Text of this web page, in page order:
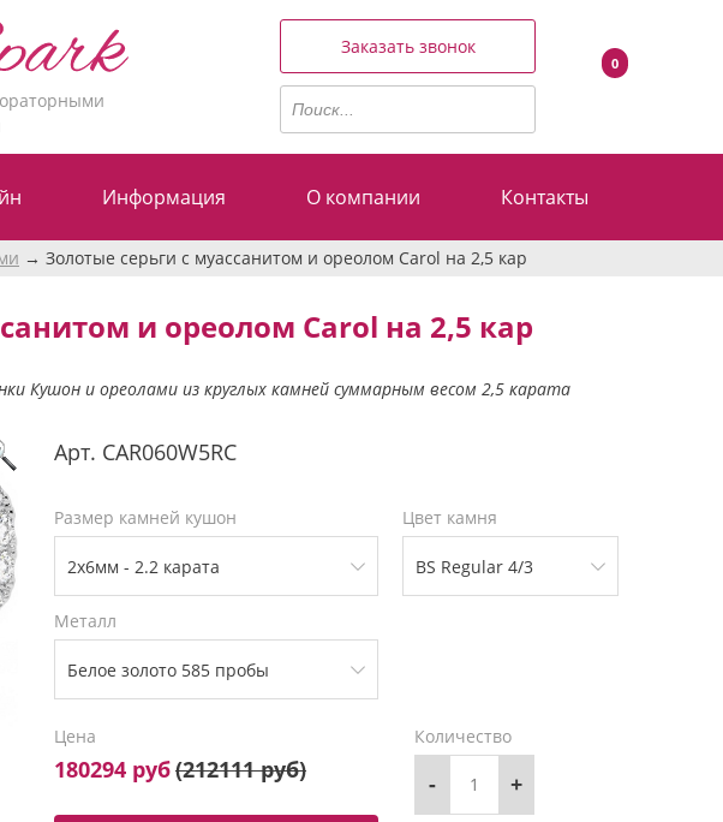
Заказать звонок
0
Информация О компании Контакты
Золотые серьги с муассанитом и ореолом Carol на 2,5 кар
и ореолом Carol на 2,5 кар
Кушон и ореолами из круглых камней суммарным весом 2,5 карата
Арт. CAR060W5RC
Размер камней кушон Цвет камня
Металл
Цена
180294 руб(212111 руб)
Количество
- +